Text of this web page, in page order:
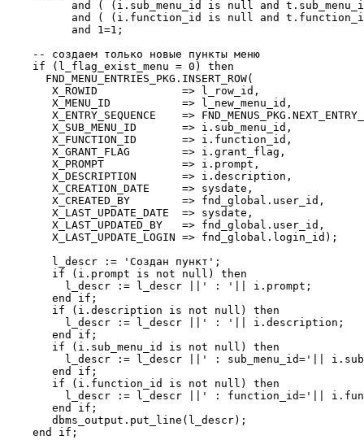
and ( (i.sub_menu_id is null and
and ( (i.function_id is null and
          and 1=1;
    -- создаем только новые пункты меню
    if (l_flag_exist_menu = 0) then
      FND_MENU_ENTRIES_PKG.INSERT_ROW(
       X_ROWID             => l_row_id,
       X_MENU_ID           => l_new_menu_id,
X_ENTRY_SEQUENCE    =>
       X_SUB_MENU_ID       => i.sub_menu_id,
       X_FUNCTION_ID       => i.function_id,
       X_GRANT_FLAG        => i.grant_flag,
       X_PROMPT            => i.prompt,
       X_DESCRIPTION       => i.description,
       X_CREATION_DATE     => sysdate,
       X_CREATED_BY        => fnd_global.user_id,
       X_LAST_UPDATE_DATE  => sysdate,
       X_LAST_UPDATED_BY   => fnd_global.user_id,
       X_LAST_UPDATE_LOGIN => fnd_global.login_id);
       l_descr := 'Создан пункт';
       if (i.prompt is not null) then
         l_descr := l_descr ||' : '|| i.prompt;
       end if;
       if (i.description is not null) then
         l_descr := l_descr ||' : '|| i.description;
       end if;
       if (i.sub_menu_id is not null) then
l_descr := l_descr ||' : sub_menu_id='||
       end if;
       if (i.function_id is not null) then
l_descr := l_descr ||' : function_id='||
       end if;
       dbms_output.put_line(l_descr);
    end if;